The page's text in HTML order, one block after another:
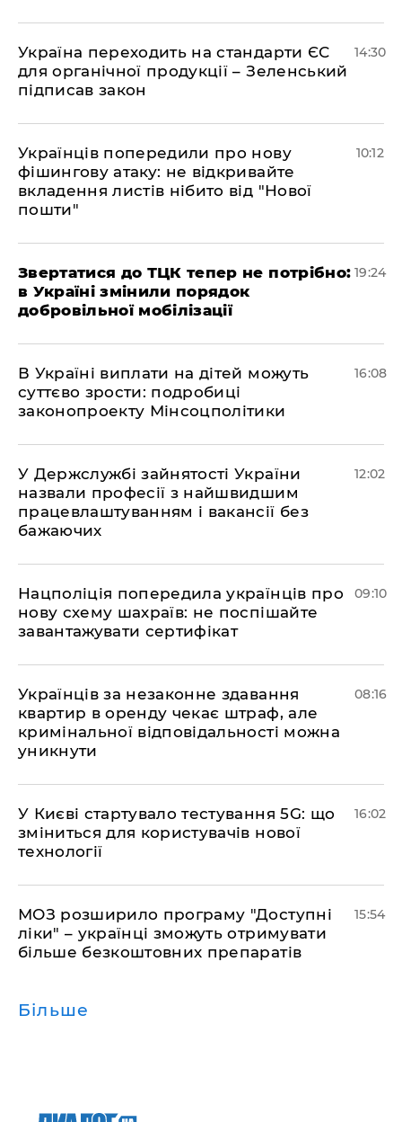
​Україна переходить на стандарти ЄС
для органічної продукції – Зеленський
підписав закон
14:30
Українців попередили про нову
фішингову атаку: не відкривайте
вкладення листів нібито від "Нової
пошти"
10:12
​Звертатися до ТЦК тепер не потрібно:
в Україні змінили порядок
добровільної мобілізації
19:24
В Україні виплати на дітей можуть
суттєво зрости: подробиці
законопроекту Мінсоцполітики
16:08
У Держслужбі зайнятості України
назвали професії з найшвидшим
працевлаштуванням і вакансії без
бажаючих
12:02
Нацполіція попередила українців про
нову схему шахраїв: не поспішайте
завантажувати сертифікат
09:10
Українців за незаконне здавання
квартир в оренду чекає штраф, але
кримінальної відповідальності можна
уникнути
08:16
У Києві стартувало тестування 5G: що
зміниться для користувачів нової
технології
16:02
МОЗ розширило програму "Доступні
ліки" – українці зможуть отримувати
більше безкоштовних препаратів
15:54
Більше